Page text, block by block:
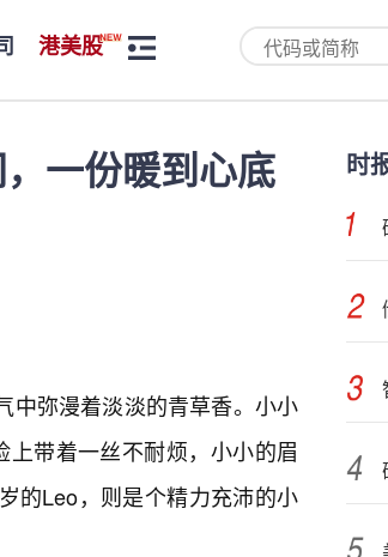
港美股
一份暖到心底
中弥漫着淡淡的青草香。小小
带着一丝不耐烦，小小的眉
的Leo，则是个精力充沛的小
时